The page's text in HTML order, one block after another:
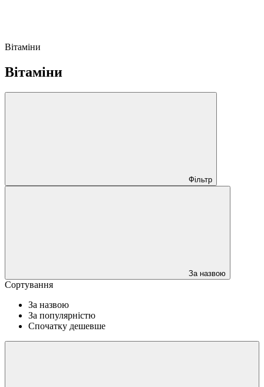
Вітаміни
Вітаміни
Фільтр
За назвою
Сортування
За назвою
За популярністю
Спочатку дешевше